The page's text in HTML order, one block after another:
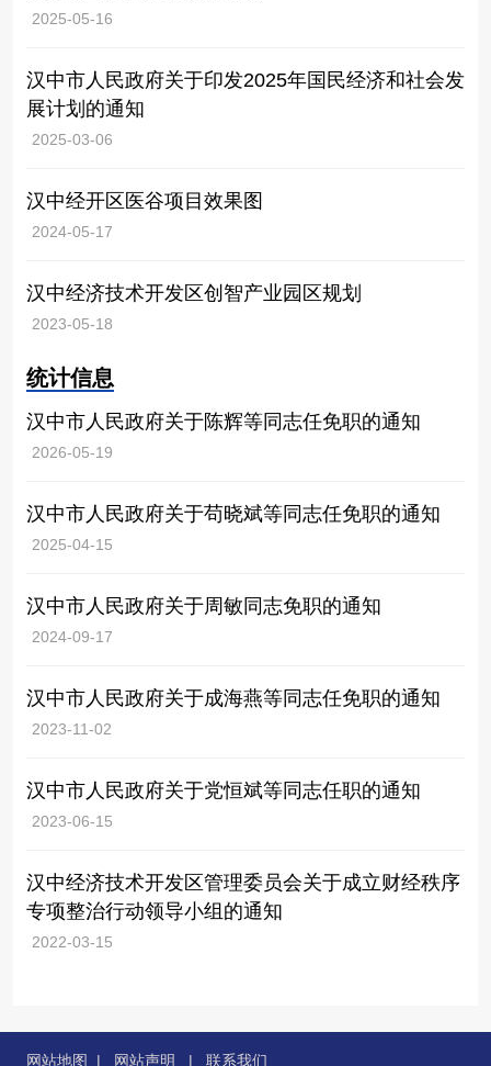
2025-05-16
汉中市人民政府关于印发2025年国民经济和社会发
展计划的通知
2025-03-06
汉中经开区医谷项目效果图
2024-05-17
汉中经济技术开发区创智产业园区规划
2023-05-18
统计信息
汉中市人民政府关于陈辉等同志任免职的通知
2026-05-19
汉中市人民政府关于苟晓斌等同志任免职的通知
2025-04-15
汉中市人民政府关于周敏同志免职的通知
2024-09-17
汉中市人民政府关于成海燕等同志任免职的通知
2023-11-02
汉中市人民政府关于党恒斌等同志任职的通知
2023-06-15
汉中经济技术开发区管理委员会关于成立财经秩序
专项整治行动领导小组的通知
2022-03-15
网站地图 | 网站声明 | 联系我们